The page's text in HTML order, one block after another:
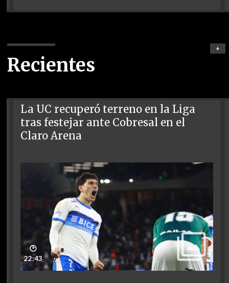
Recientes
+
La UC recuperó terreno en la Liga
tras festejar ante Cobresal en el
Claro Arena
🕑
22:43